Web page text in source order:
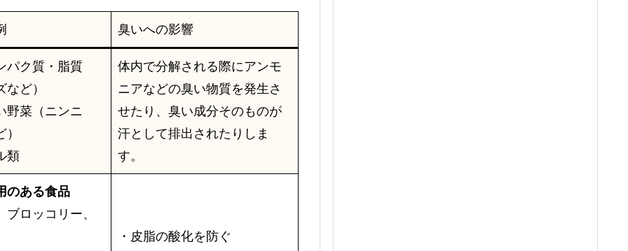
臭いへの影響
パク質・脂質
ど）
野菜（ニンニ
類
体内で分解される際にアンモ
ニアなどの臭い物質を発生さ
せたり、臭い成分そのものが
汗として排出されたりしま
す。
のある食品
ロッコリー、
・皮脂の酸化を防ぐ